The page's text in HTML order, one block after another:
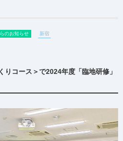
のお知らせ 新宿
りコース＞で2024年度「臨地研修」